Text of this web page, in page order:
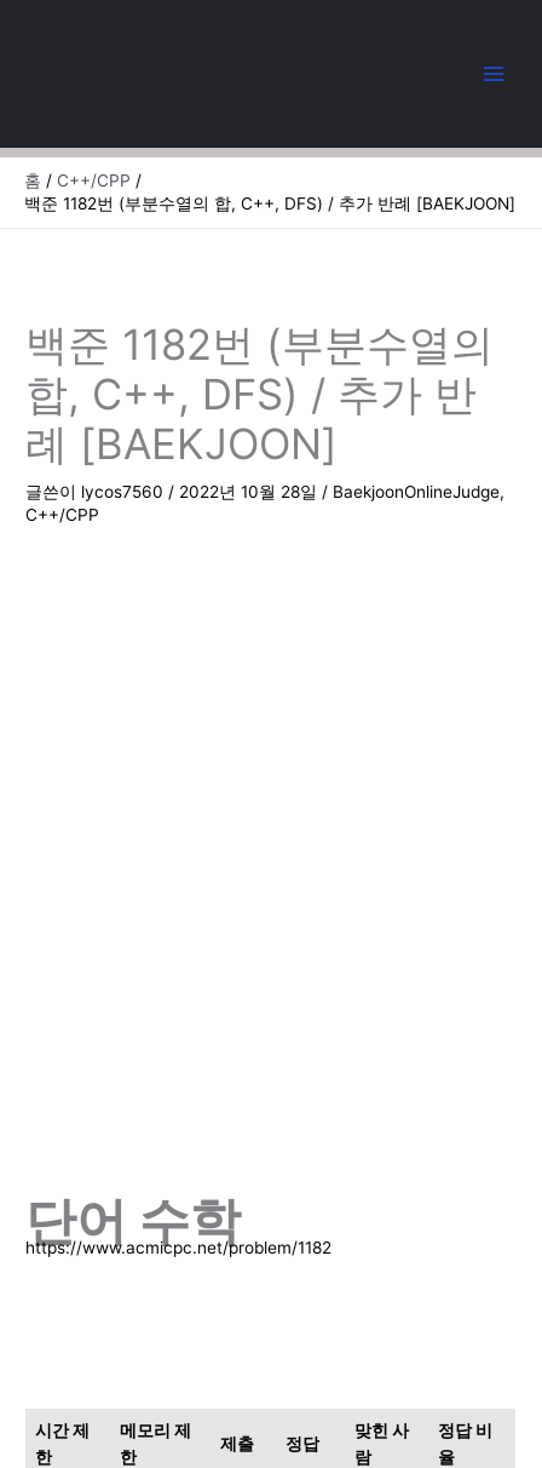
너
홈
C++/CPP
백준 1182번 (부분수열의 합, C++, DFS) / 추가 반례 [BAEKJOON]
백준 1182번 (부분수열의
합, C++, DFS) / 추가 반
례 [BAEKJOON]
글쓴이 lycos7560/ 2022년 10월 28일/ BaekjoonOnlineJudge,
C++/CPP
단어 수학
https://www.acmicpc.net/problem/1182
시간 제
한
메모리 제
한
제출 정답
맞힌 사
람
정답 비
율